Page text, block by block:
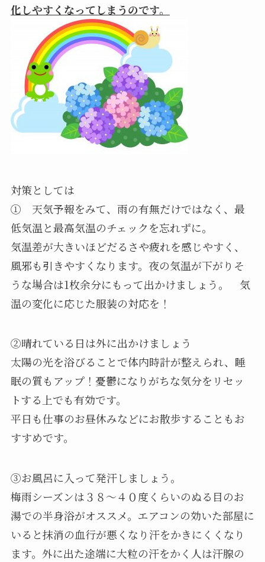
化しやすくなってしまうのです。
対策としては
① 天気予報をみて、雨の有無だけではなく、最
低気温と最高気温のチェックを忘れずに。
気温差が大きいほどだるさや疲れを感じやすく、
風邪も引きやすくなります。夜の気温が下がりそ
うな場合は1枚余分にもって出かけましょう。 気
温の変化に応じた服装の対応を！
②晴れている日は外に出かけましょう
太陽の光を浴びることで体内時計が整えられ、睡
眠の質もアップ！憂鬱になりがちな気分をリセッ
トする上でも有効です。
平日も仕事のお昼休みなどにお散歩することもお
すすめです。
③お風呂に入って発汗しましょう。
梅雨シーズンは３８～４０度くらいのぬる目のお
湯での半身浴がオススメ。エアコンの効いた部屋に
いると抹消の血行が悪くなり汗をかきにくくなり
ます。外に出た途端に大粒の汗をかく人は汗腺の